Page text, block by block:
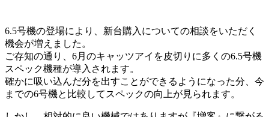
6.5号機の登場により、新台購入についての相談をいただく
機会が増えました。
ご存知の通り、6月のキャッツアイを皮切りに多くの6.5号機
スペック機種が導入されます。
確かに吸い込んだ分を出すことができるようになった分、今
までの6号機と比較してスペックの向上が見られます。